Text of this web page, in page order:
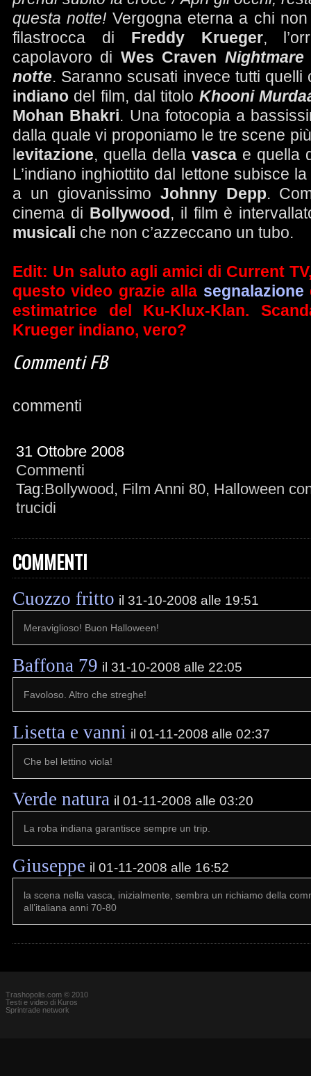
questa notte! Vergogna eterna a chi
filastrocca di Freddy Krueger,
capolavoro di Wes Craven
notte. Saranno scusati invece tutti
indiano del film, dal titolo Khooni
Mohan Bhakri. Una fotocopia a
dalla quale vi proponiamo le tre scene
levitazione, quella della vasca e quella
L’indiano inghiottito dal lettone subisce
a un giovanissimo Johnny Depp.
cinema di Bollywood, il film è
musicali che non c’azzeccano un tubo.
Edit: Un saluto agli amici di Current
questo video grazie alla segnalazione
estimatrice del Ku-Klux-Klan.
Krueger indiano, vero?
Commenti FB
commenti
31 Ottobre 2008
Commenti
Tag:Bollywood, Film Anni 80, Halloween
trucidi
COMMENTI
Cuozzo fritto il 31-10-2008 alle 19:51
Meraviglioso! Buon Halloween!
Baffona 79 il 31-10-2008 alle 22:05
Favoloso. Altro che streghe!
Lisetta e vanni il 01-11-2008 alle 02:37
Che bel lettino viola!
Verde natura il 01-11-2008 alle 03:20
La roba indiana garantisce sempre un trip.
Giuseppe il 01-11-2008 alle 16:52
la scena nella vasca, inizialmente, sembra un richiamo della
all’italiana anni 70-80
Trashopolis.com © 2010
Testi e video di Kuros
Sprintrade network